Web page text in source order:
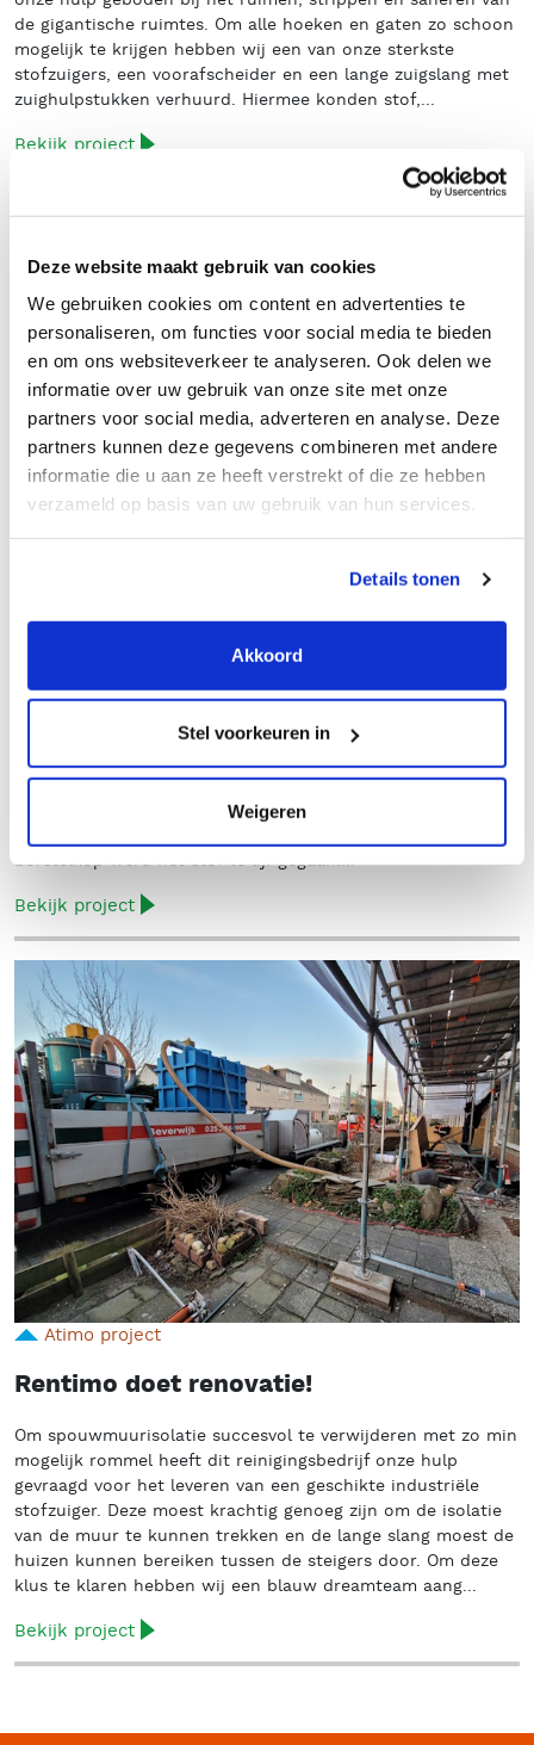
Deze website maakt gebruik van cookies
We gebruiken cookies om content en advertenties te
personaliseren, om functies voor social media te bieden
en om ons websiteverkeer te analyseren. Ook delen we
informatie over uw gebruik van onze site met onze
partners voor social media, adverteren en analyse. Deze
partners kunnen deze gegevens combineren met andere
informatie die u aan ze heeft verstrekt of die ze hebben
verzameld op basis van uw gebruik van hun services.
Details tonen
Akkoord
Stel voorkeuren in
Weigeren
de gigantische ruimtes. Om alle hoeken en gaten zo schoon
mogelijk te krijgen hebben wij een van onze sterkste
stofzuigers, een voorafscheider en een lange zuigslang met
zuighulpstukken verhuurd. Hiermee konden stof,...
Bekijk project
Grote schoonmaak: voorkom flink door
de situatie in de fabrieksruimte te verbeteren. Deze
hoeveelheid stof is namelijk schadelijk voor alles en
iedereen in de omgeving. Gezondheid, kwaliteit en prestatie
gaan hierdoor achteruit. Met behulp van een stevige 100
borstelkop werd het stof te lijf gegaan!...
Bekijk project
Atimo project
Rentimo doet renovatie!
Om spouwmuurisolatie succesvol te verwijderen met zo min
mogelijk rommel heeft dit reinigingsbedrijf onze hulp
gevraagd voor het leveren van een geschikte industriële
stofzuiger. Deze moest krachtig genoeg zijn om de isolatie
van de muur te kunnen trekken en de lange slang moest de
huizen kunnen bereiken tussen de steigers door. Om deze
klus te klaren hebben wij een blauw dreamteam aang...
Bekijk project